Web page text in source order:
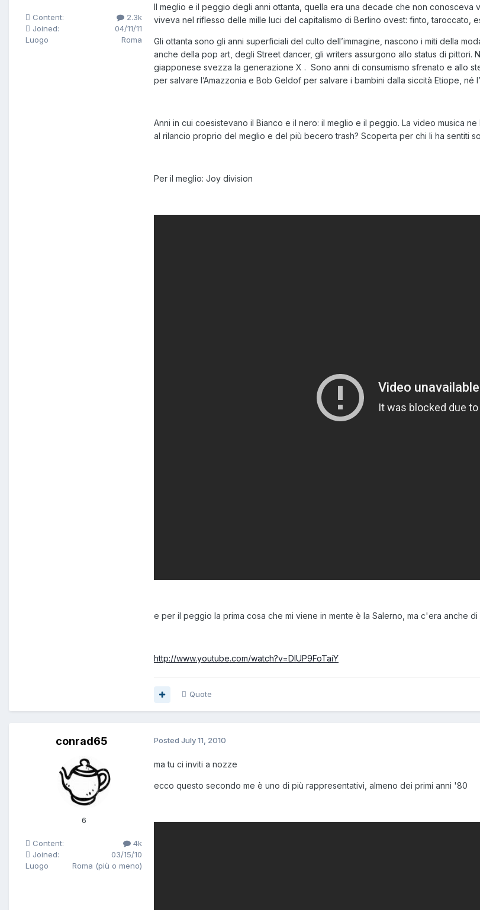
Content:
2.3k
Joined:
04/11/11
Luogo
Roma
Il meglio e il peggio degli anni ottanta, quella era una decade che non conosceva
viveva nel riflesso delle mille luci del capitalismo di Berlino ovest: finto, taroccato,
Gli ottanta sono gli anni superficiali del culto dell’immagine, nascono i miti della
anche della pop art, degli Street dancer, gli writers assurgono allo status di pittori.
giapponese svezza la generazione X . Sono anni di consumismo sfrenato e allo
per salvare l’Amazzonia e Bob Geldof per salvare i bambini dalla siccità Etiope, né
Anni in cui coesistevano il Bianco e il nero: il meglio e il peggio. La video musica
al rilancio proprio del meglio e del più becero trash? Scoperta per chi li ha sentiti
Per il meglio: Joy division
e per il peggio la prima cosa che mi viene in mente è la Salerno, ma c'era anche
http://www.youtube.com/watch?v=DIUP9FoTaiY
Quote
conrad65
6
Content:
4k
Joined:
03/15/10
Luogo
Roma (più o meno)
Posted July 11, 2010
ma tu ci inviti a nozze
ecco questo secondo me è uno di più rappresentativi, almeno dei primi anni '80